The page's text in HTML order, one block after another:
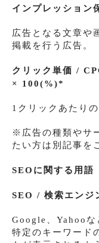
インプレッション
広告となる文章や
掲載を行う広告。
クリック単価 /
× 100(%)*
1クリックあたり
※広告の種類やサ
たい方は別記事を
SEOに関する用語
SEO / 検索エンジ
Google、Yahooな
特定のキーワード